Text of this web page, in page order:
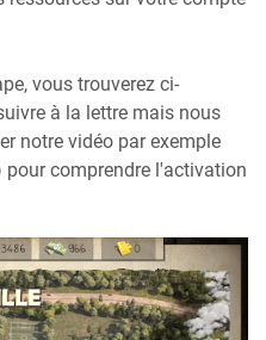
vous trouverez ci-
à la lettre mais nous
notre vidéo par exemple
pour comprendre l'activation